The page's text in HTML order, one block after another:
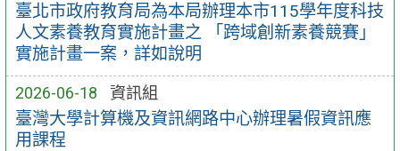
臺北市政府教育局為本局辦理本市115學年度科技
人文素養教育實施計畫之 「跨域創新素養競賽」
實施計畫一案，詳如說明
2026-06-18 資訊組
臺灣大學計算機及資訊網路中心辦理暑假資訊應
用課程